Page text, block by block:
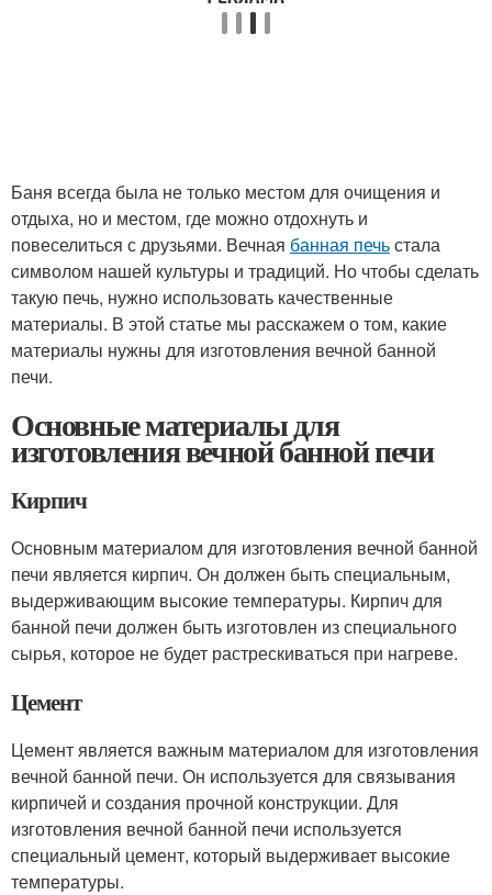
Баня всегда была не только местом для очищения и
отдыха, но и местом, где можно отдохнуть и
повеселиться с друзьями. Вечная банная печьстала
символом нашей культуры и традиций. Но чтобы сделать
такую печь, нужно использовать качественные
материалы. В этой статье мы расскажем о том, какие
материалы нужны для изготовления вечной банной
печи.
Основные материалы для
изготовления вечной банной печи
Кирпич
Основным материалом для изготовления вечной банной
печи является кирпич. Он должен быть специальным,
выдерживающим высокие температуры. Кирпич для
банной печи должен быть изготовлен из специального
сырья, которое не будет растрескиваться при нагреве.
Цемент
Цемент является важным материалом для изготовления
вечной банной печи. Он используется для связывания
кирпичей и создания прочной конструкции. Для
изготовления вечной банной печи используется
специальный цемент, который выдерживает высокие
температуры.